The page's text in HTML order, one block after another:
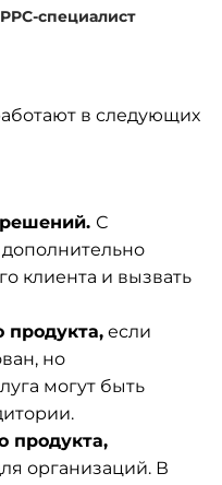
специалист
в следующих
С
клиента и вызвать
продукта, если
но
могут быть
продукта,
организаций. В